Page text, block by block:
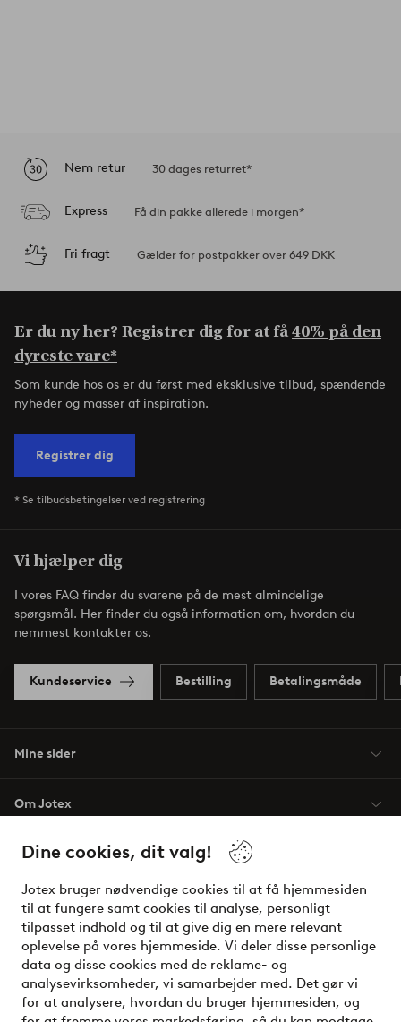
Dine cookies, dit valg!
Jotex bruger nødvendige cookies til at få hjemmesiden
til at fungere samt cookies til analyse, personligt
tilpasset indhold og til at give dig en mere relevant
oplevelse på vores hjemmeside. Vi deler disse personlige
data og disse cookies med de reklame- og
analysevirksomheder, vi samarbejder med. Det gør vi
for at analysere, hvordan du bruger hjemmesiden, og
Nem retur 30 dages returret*
Express Få din pakke allerede i morgen*
Fri fragt Gælder for postpakker over 649 DKK
Er du ny her? Registrer dig for at få40% på den
dyreste vare*
Som kunde hos os er du først med eksklusive tilbud, spændende
nyheder og masser af inspiration.
Registrer dig
* Se tilbudsbetingelser ved registrering
Vi hjælper dig
I vores FAQ finder du svarene på de mest almindelige
spørgsmål. Her finder du også information om, hvordan du
nemmest kontakter os.
Kundeservice Bestilling Betalingsmåde
Mine sider
Om Jotex
Vilkår
Venner
Sikre betalinger - betal nu eller del op
Vil du vide mere om vores betalingsmuligheder?